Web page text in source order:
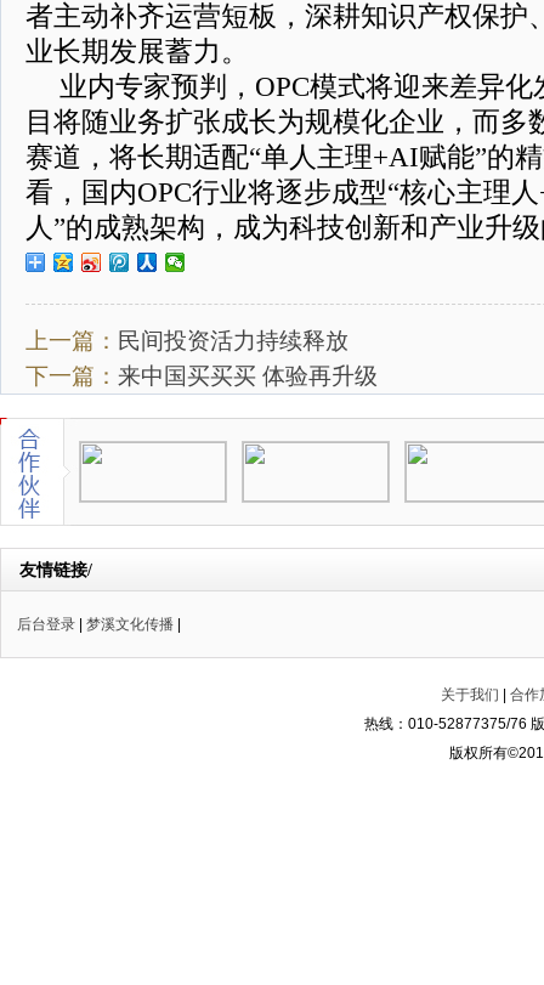
者主动补齐运营短板，深耕知识产权保护
业长期发展蓄力。
业内专家预判，OPC模式将迎来差异
目将随业务扩张成长为规模化企业，而多
赛道，将长期适配“单人主理+AI赋能”的
看，国内OPC行业将逐步成型“核心主理
人”的成熟架构，成为科技创新和产业升
上一篇： 民间投资活力持续释放
下一篇： 来中国买买买 体验再升级
友情链接/
后台登录 梦溪文化传播
关于我们
合作
热线：010-52877375/76
版权所有